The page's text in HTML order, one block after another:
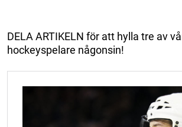
DELA ARTIKELN för att hylla tre av
hockeyspelare någonsin!